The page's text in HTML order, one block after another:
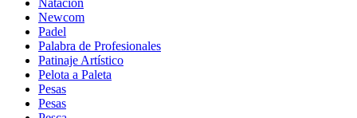
Natación
Newcom
Padel
Palabra de Profesionales
Patinaje Artístico
Pelota a Paleta
Pesas
Pesas